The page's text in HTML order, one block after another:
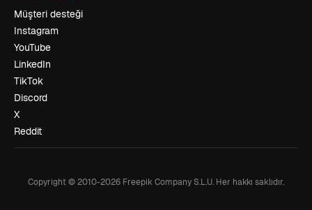
Müşteri desteği
Instagram
YouTube
LinkedIn
TikTok
Discord
X
Reddit
Copyright © 2010-2026 Freepik Company S.L.U. Her hakkı saklıdır.